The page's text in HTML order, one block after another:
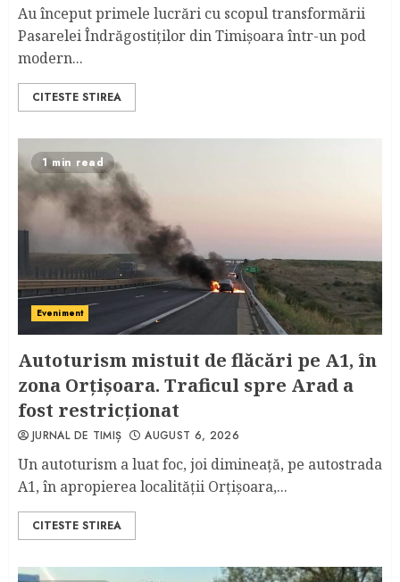
Au început primele lucrări cu scopul transformării
Pasarelei Îndrăgostiţilor din Timişoara într-un pod
modern...
CITESTE STIREA
1 min read
Eveniment
Autoturism mistuit de flăcări pe A1, în
zona Orțișoara. Traficul spre Arad a
fost restricționat
JURNAL DE TIMIȘ AUGUST 6, 2026
Un autoturism a luat foc, joi dimineață, pe autostrada
A1, în apropierea localității Orțișoara,...
CITESTE STIREA